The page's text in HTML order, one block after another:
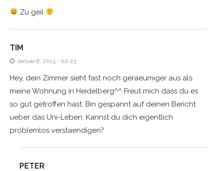
Zu geil
TIM
Januar 8, 2013 - 00:23
Hey, dein Zimmer sieht fast noch geraeumiger aus als
meine Wohnung in Heidelberg^^ Freut mich dass du es
so gut getroffen hast. Bin gespannt auf deinen Bericht
ueber das Uni-Leben. Kannst du dich eigentlich
problemlos verstaendigen?
PETER